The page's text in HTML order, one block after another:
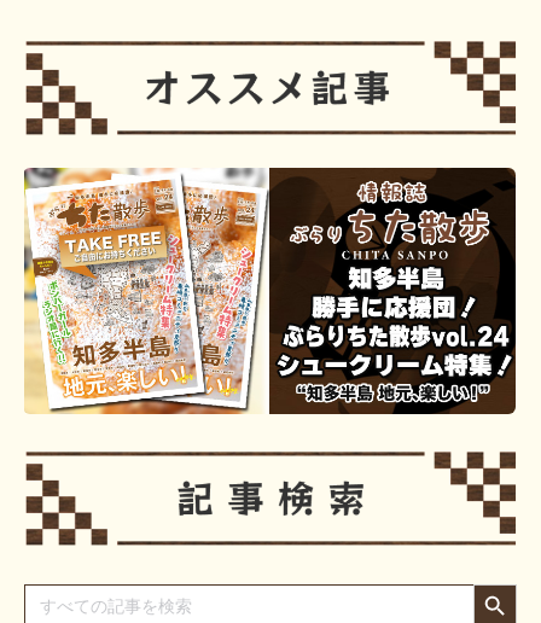
Search
for:
Search Button